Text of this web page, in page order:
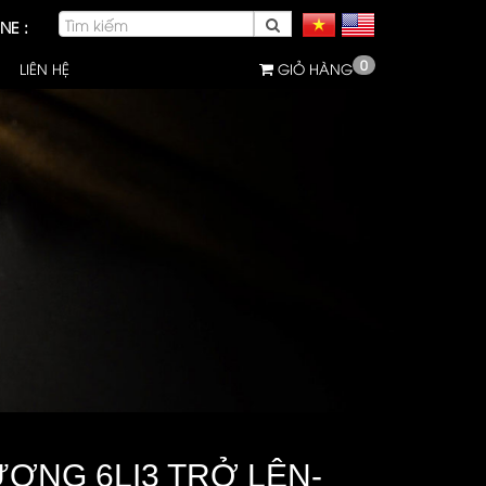
:
LIÊN HỆ GIỎ HÀNG 0
6LI3 TRỞ LÊN-